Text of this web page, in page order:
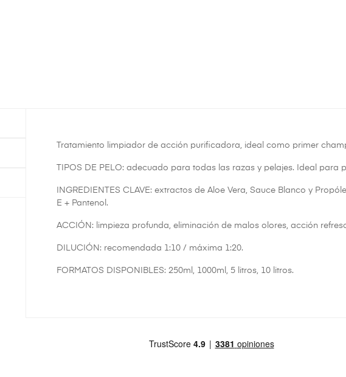
Tratamiento limpiador de acción purificadora, ideal como primer
TIPOS DE PELO: adecuado para todas las razas y pelajes. Ideal para
INGREDIENTES CLAVE: extractos de Aloe Vera, Sauce Blanco y
E + Pantenol.
ACCIÓN: limpieza profunda, eliminación de malos olores, acción
DILUCIÓN: recomendada 1:10 / máxima 1:20.
FORMATOS DISPONIBLES: 250ml, 1000ml, 5 litros, 10 litros.